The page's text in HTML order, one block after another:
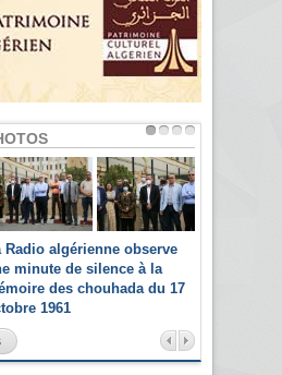
Radio algérienne observe
minute de silence à la
des chouhada du 17
1961